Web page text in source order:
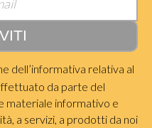
dell’informativa relativa al
da parte del
materiale informativo e
a servizi, a prodotti da noi